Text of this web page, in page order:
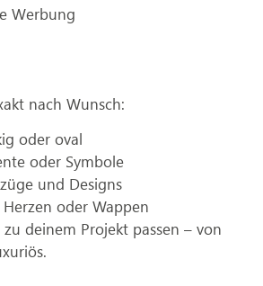
Werbung
nach Wunsch:
oder oval
oder Symbole
und Designs
oder Wappen
deinem Projekt passen – von